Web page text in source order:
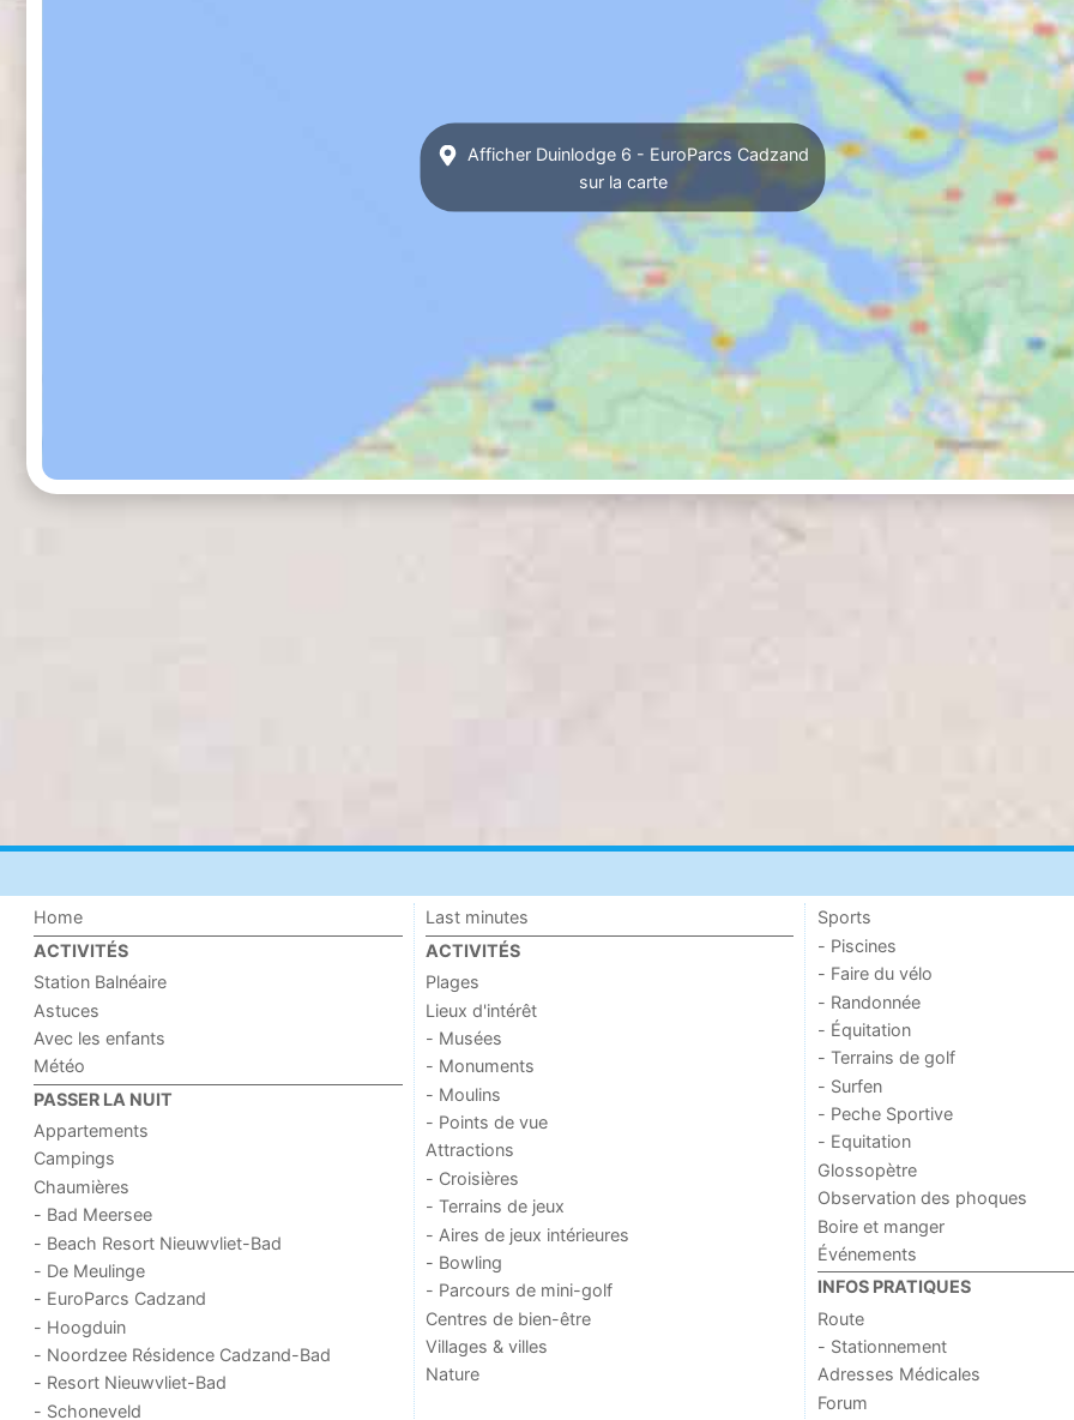
Afficher Duinlodge 6 - EuroParcs Cadzand
sur la carte
Home
ACTIVITÉS
Station Balnéaire
Astuces
Avec les enfants
Météo
PASSER LA NUIT
Appartements
Campings
Chaumières
- Bad Meersee
- Beach Resort Nieuwvliet-Bad
- De Meulinge
- EuroParcs Cadzand
- Hoogduin
- Noordzee Résidence Cadzand-Bad
- Resort Nieuwvliet-Bad
- Schoneveld
Last minutes
ACTIVITÉS
Plages
Lieux d'intérêt
- Musées
- Monuments
- Moulins
- Points de vue
Attractions
- Croisières
- Terrains de jeux
- Aires de jeux intérieures
- Bowling
- Parcours de mini-golf
Centres de bien-être
Villages & villes
Nature
Sports
- Piscines
- Faire du vélo
- Randonnée
- Équitation
- Terrains de golf
- Surfen
- Peche Sportive
- Equitation
Glossopètre
Observation des phoques
Boire et manger
Événements
INFOS PRATIQUES
Route
- Stationnement
Adresses Médicales
Forum